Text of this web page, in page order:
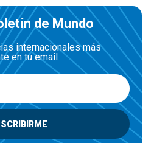
de Mundo
internacionales más
en tu email